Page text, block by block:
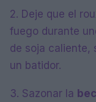
2. Deje que el
fuego durante
de soja caliente,
un batidor.
3. Sazonar la